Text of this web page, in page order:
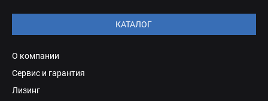
О компании
Сервис и гарантия
Лизинг
КАТАЛОГ